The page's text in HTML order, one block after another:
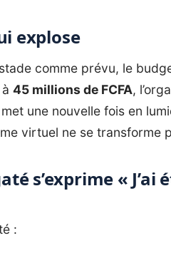
explose
comme prévu, le
45 millions de FCFA,
une nouvelle fois en
virtuel ne se transforme
s’exprime «
: